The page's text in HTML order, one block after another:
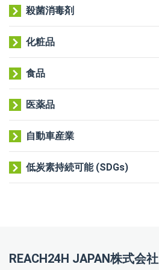
殺菌消毒剤
化粧品
食品
医薬品
自動車産業
低炭素持続可能 (SDGs)
REACH24H JAPAN株式会社